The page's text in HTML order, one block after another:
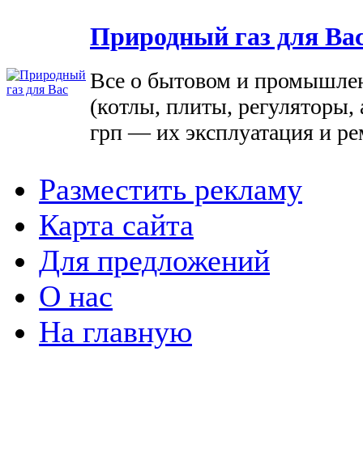
Природный газ для
Все о бытовом и
(котлы, плиты, регуляторы,
грп — их эксплуатация и
Разместить рекламу
Карта сайта
Для предложений
О нас
На главную